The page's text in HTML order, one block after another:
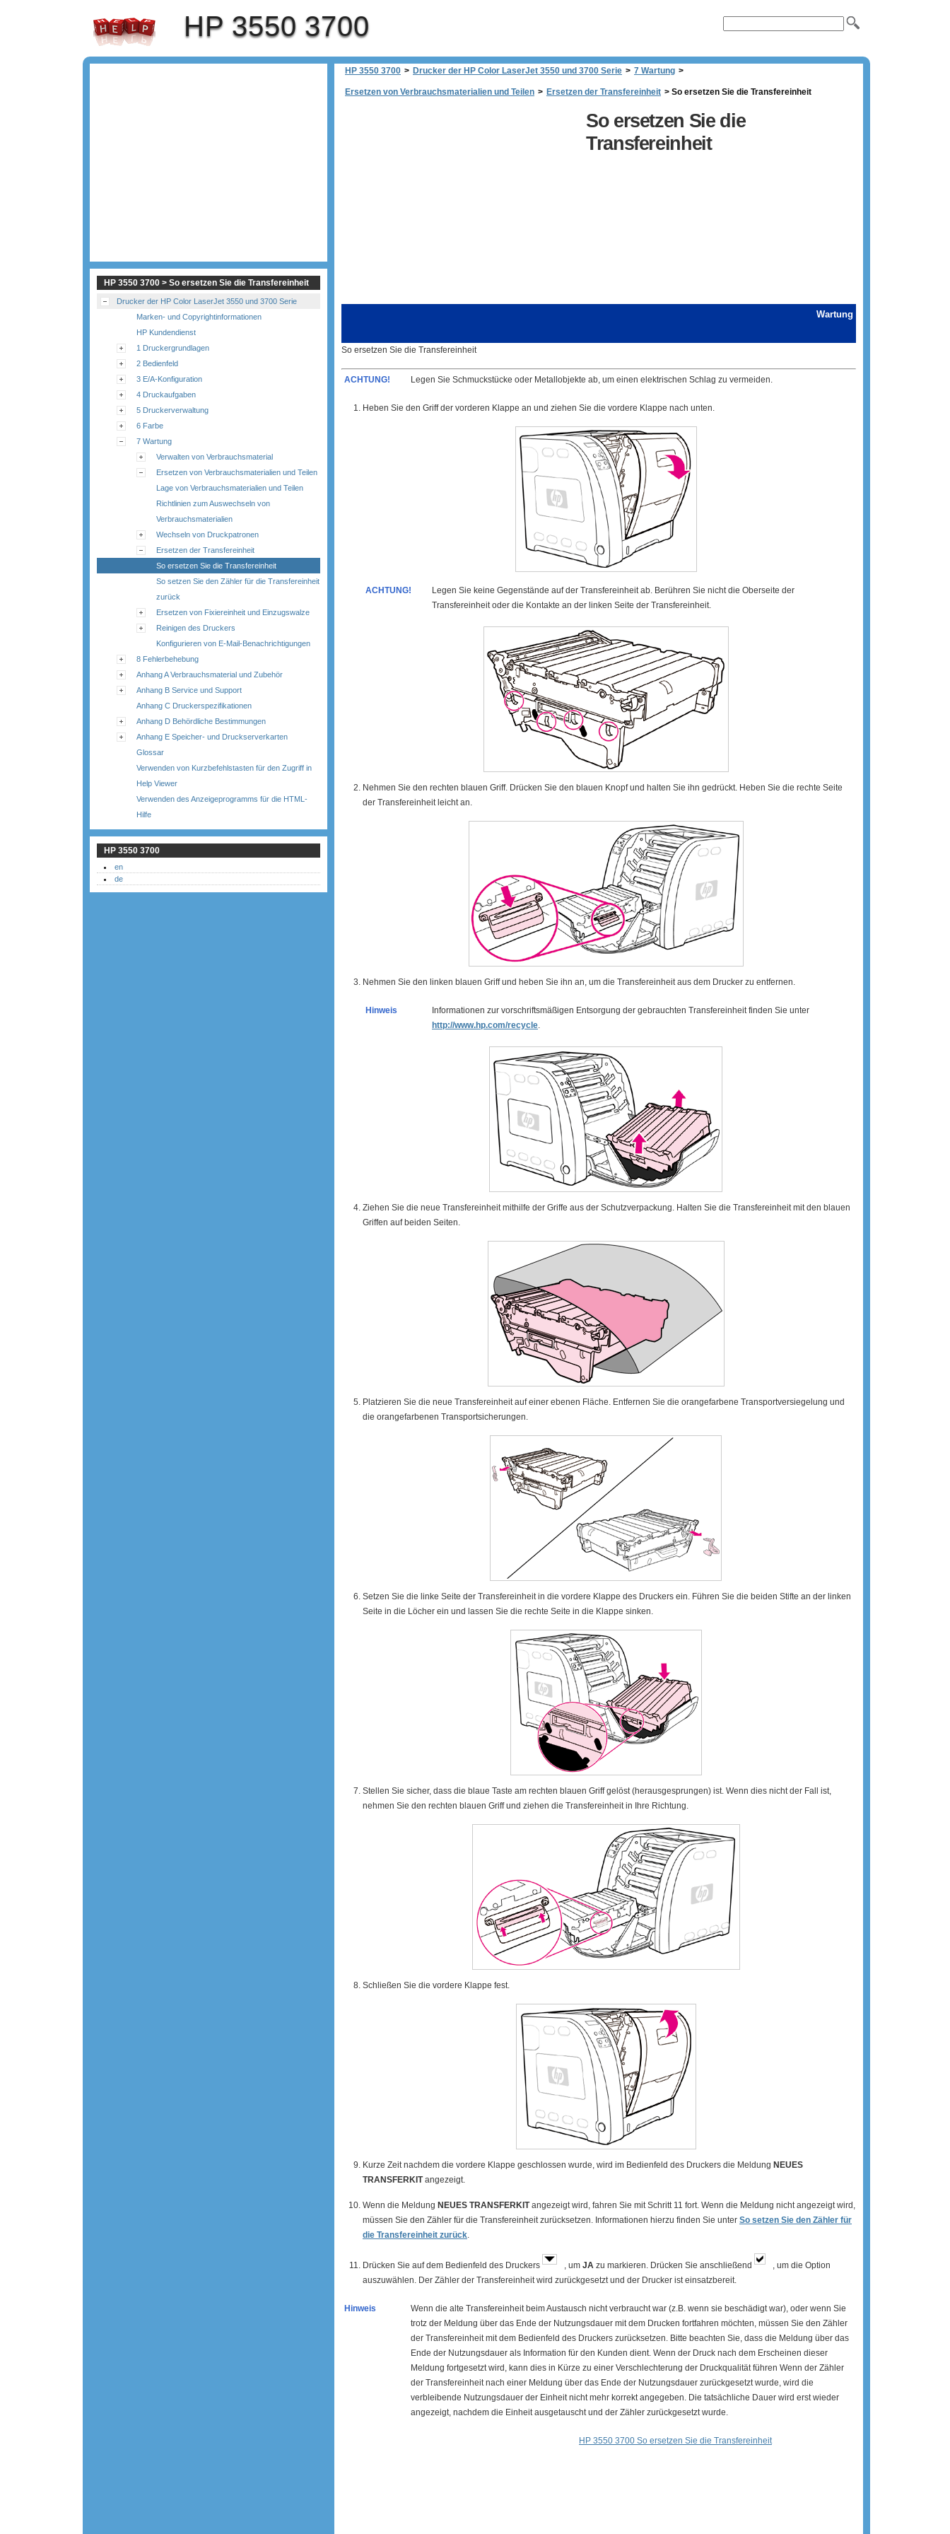
HP 3550 3700
HP 3550 3700 > Drucker der HP Color LaserJet 3550 und 3700 Serie > 7 Wartung >
Ersetzen von Verbrauchsmaterialien und Teilen > Ersetzen der Transfereinheit > So ersetzen Sie die Transfereinheit
So ersetzen Sie die
Transfereinheit
Wartung
So ersetzen Sie die Transfereinheit
ACHTUNG! Legen Sie Schmuckstücke oder Metallobjekte ab, um einen elektrischen Schlag zu vermeiden.
Heben Sie den Griff der vorderen Klappe an und ziehen Sie die vordere Klappe nach unten.
ACHTUNG!
Legen Sie keine Gegenstände auf der Transfereinheit ab. Berühren Sie nicht die Oberseite der
Transfereinheit oder die Kontakte an der linken Seite der Transfereinheit.
Nehmen Sie den rechten blauen Griff. Drücken Sie den blauen Knopf und halten Sie ihn gedrückt. Heben Sie die rechte Seite
der Transfereinheit leicht an.
Nehmen Sie den linken blauen Griff und heben Sie ihn an, um die Transfereinheit aus dem Drucker zu entfernen.
Hinweis
Informationen zur vorschriftsmäßigen Entsorgung der gebrauchten Transfereinheit finden Sie unter
http://www.hp.com/recycle.
Ziehen Sie die neue Transfereinheit mithilfe der Griffe aus der Schutzverpackung. Halten Sie die Transfereinheit mit den blauen
Griffen auf beiden Seiten.
Platzieren Sie die neue Transfereinheit auf einer ebenen Fläche. Entfernen Sie die orangefarbene Transportversiegelung und
die orangefarbenen Transportsicherungen.
Setzen Sie die linke Seite der Transfereinheit in die vordere Klappe des Druckers ein. Führen Sie die beiden Stifte an der linken
Seite in die Löcher ein und lassen Sie die rechte Seite in die Klappe sinken.
Stellen Sie sicher, dass die blaue Taste am rechten blauen Griff gelöst (herausgesprungen) ist. Wenn dies nicht der Fall ist,
nehmen Sie den rechten blauen Griff und ziehen die Transfereinheit in Ihre Richtung.
Schließen Sie die vordere Klappe fest.
Kurze Zeit nachdem die vordere Klappe geschlossen wurde, wird im Bedienfeld des Druckers die Meldung NEUES
TRANSFERKITangezeigt.
Wenn die Meldung NEUES TRANSFERKITangezeigt wird, fahren Sie mit Schritt 11 fort. Wenn die Meldung nicht angezeigt wird,
müssen Sie den Zähler für die Transfereinheit zurücksetzen. Informationen hierzu finden Sie unter So setzen Sie den Zähler für
die Transfereinheit zurück.
Drücken Sie auf dem Bedienfeld des Druckers , um JA zu markieren. Drücken Sie anschließend
, um die Option
auszuwählen. Der Zähler der Transfereinheit wird zurückgesetzt und der Drucker ist einsatzbereit.
Hinweis
Wenn die alte Transfereinheit beim Austausch nicht verbraucht war (z.B. wenn sie beschädigt war), oder wenn Sie
trotz der Meldung über das Ende der Nutzungsdauer mit dem Drucken fortfahren möchten, müssen Sie den Zähler
der Transfereinheit mit dem Bedienfeld des Druckers zurücksetzen. Bitte beachten Sie, dass die Meldung über das
Ende der Nutzungsdauer als Information für den Kunden dient. Wenn der Druck nach dem Erscheinen dieser
Meldung fortgesetzt wird, kann dies in Kürze zu einer Verschlechterung der Druckqualität führen Wenn der Zähler
der Transfereinheit nach einer Meldung über das Ende der Nutzungsdauer zurückgesetzt wurde, wird die
verbleibende Nutzungsdauer der Einheit nicht mehr korrekt angegeben. Die tatsächliche Dauer wird erst wieder
angezeigt, nachdem die Einheit ausgetauscht und der Zähler zurückgesetzt wurde.
HP 3550 3700 So ersetzen Sie die Transfereinheit
HP 3550 3700 > So ersetzen Sie die Transfereinheit
Drucker der HP Color LaserJet 3550 und 3700 Serie
Marken- und Copyrightinformationen
HP Kundendienst
1 Druckergrundlagen
2 Bedienfeld
3 E/A-Konfiguration
4 Druckaufgaben
5 Druckerverwaltung
6 Farbe
7 Wartung
Verwalten von Verbrauchsmaterial
Ersetzen von Verbrauchsmaterialien und Teilen
Lage von Verbrauchsmaterialien und Teilen
Richtlinien zum Auswechseln von
Verbrauchsmaterialien
Wechseln von Druckpatronen
Ersetzen der Transfereinheit
So ersetzen Sie die Transfereinheit
So setzen Sie den Zähler für die Transfereinheit
zurück
Ersetzen von Fixiereinheit und Einzugswalze
Reinigen des Druckers
Konfigurieren von E-Mail-Benachrichtigungen
8 Fehlerbehebung
Anhang A Verbrauchsmaterial und Zubehör
Anhang B Service und Support
Anhang C Druckerspezifikationen
Anhang D Behördliche Bestimmungen
Anhang E Speicher- und Druckserverkarten
Glossar
Verwenden von Kurzbefehlstasten für den Zugriff in
Help Viewer
Verwenden des Anzeigeprogramms für die HTML-
Hilfe
HP 3550 3700
en
de